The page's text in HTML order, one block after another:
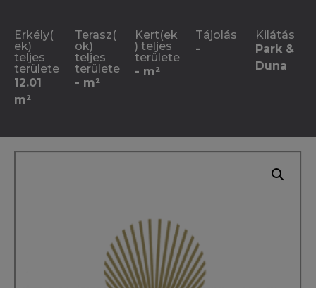
Erkély(
ek)
teljes
területe
12.01
m²
Terasz(
ok)
teljes
területe
- m²
Kert(ek
) teljes
területe
- m²
Tájolás
-
Kilátás
Park &
Duna